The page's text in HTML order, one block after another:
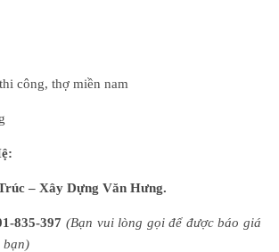
công, thợ miền nam
– Xây Dựng Văn Hưng.
835-397 (Bạn vui lòng gọi để được báo giá
bạn)